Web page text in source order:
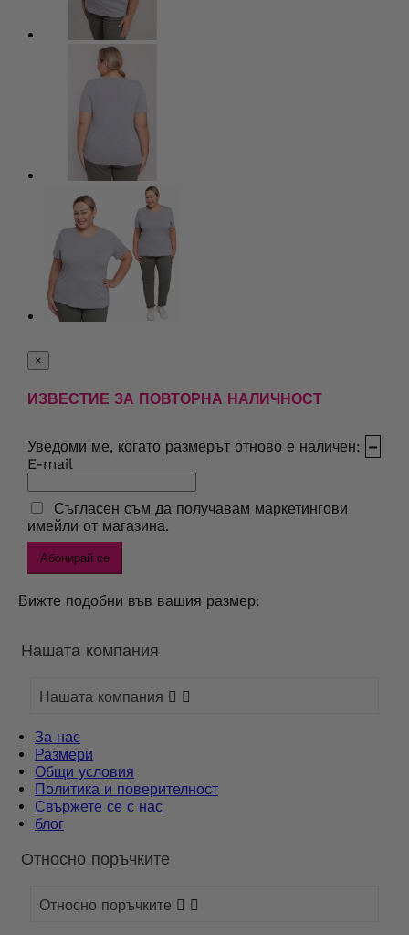
×
ИЗВЕСТИЕ ЗА ПОВТОРНА НАЛИЧНОСТ
Уведоми ме, когато размерът отново е наличен: –
E-mail
Съгласен съм да получавам маркетингови
имейли от магазина.
Абонирай се
Вижте подобни във вашия размер:
Нашата компания
Нашата компания  
За нас
Размери
Общи условия
Политика и поверителност
Свържете се с нас
блог
Относно поръчките
Относно поръчките  